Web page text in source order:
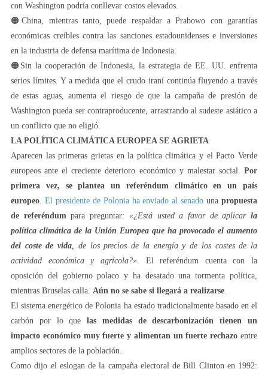
con Washington podría conllevar costos elevados.
🟠China, mientras tanto, puede respaldar a Prabowo con garantías
económicas creíbles contra las sanciones estadounidenses e inversiones
en la industria de defensa marítima de Indonesia.
🟠Sin la cooperación de Indonesia, la estrategia de EE. UU. enfrenta
serios límites. Y a medida que el crudo iraní continúa fluyendo a través
de estas aguas, aumenta el riesgo de que la campaña de presión de
Washington pueda ser contraproducente, arrastrando al sudeste asiático a
un conflicto que no eligió.
LA POLÍTICA CLIMÁTICA EUROPEA SE AGRIETA
Aparecen las primeras grietas en la política climática y el Pacto Verde
europeos ante el creciente deterioro económico y malestar social. Por
primera vez, se plantea un referéndum climático en un país
europeo El presidente de Polonia ha enviado al senado unapropuesta
de referéndum para preguntar: «¿Está usted a favor de aplicarla
política climática de la Unión Europea que ha provocado el aumento
del coste de vida , de los precios de la energía y de los costes de la
actividad económica y agrícola?». El referéndum cuenta con la
oposición del gobierno polaco y ha desatado una tormenta política,
mientras Bruselas calla. Aún no se sabe si llegará a realizarse
El sistema energético de Polonia ha estado tradicionalmente basado en el
carbón por lo quelas medidas de descarbonización tienen un
impacto económico muy fuerte y alimentan un fuerte rechazo entre
amplios sectores de la población.
Como dijo el eslogan de la campaña electoral de Bill Clinton en 1992: